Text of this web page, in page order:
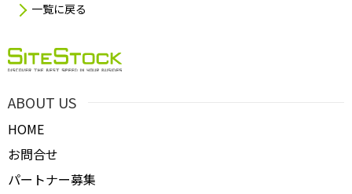
一覧に戻る
ABOUT US
HOME
お問合せ
パートナー募集